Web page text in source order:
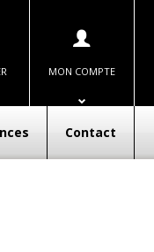
MON COMPTE
Contact